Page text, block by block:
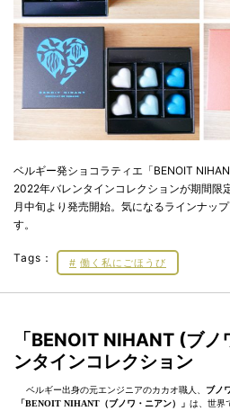
ベルギー発ショコラティエ「BENOIT
2022年バレンタインコレクションが期間限
月中旬より発売開始。気になるラインナッ
す。
Tags： 働く私にごほうび
「BENOIT NIHANT (ブ
ンタインコレクション
ベルギー出身の元エンジニアのカカオ職人、 ブノ
「BENOIT NIHANT（ブノワ・ニアン）」 は、世界